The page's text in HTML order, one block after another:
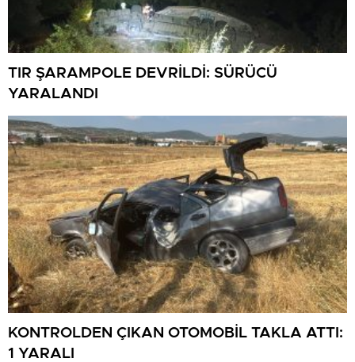
TIR ŞARAMPOLE DEVRİLDİ: SÜRÜCÜ
YARALANDI
KONTROLDEN ÇIKAN OTOMOBİL TAKLA ATTI:
1 YARALI